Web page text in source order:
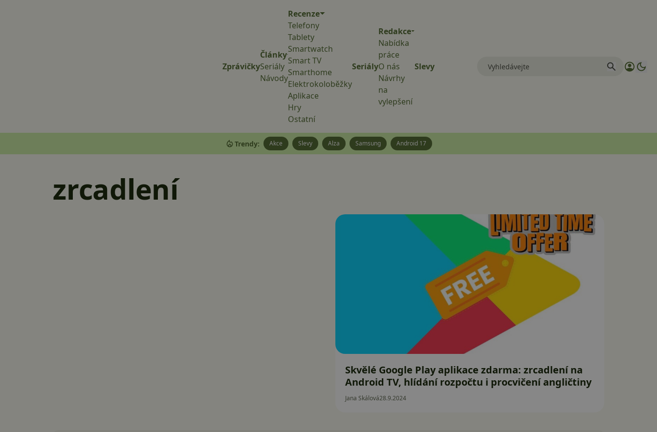
Zprávičky
Články
Seriály
Návody
Recenze
Telefony
Tablety
Smartwatch
Smart TV
Smarthome
Elektrokoloběžky
Aplikace
Hry
Ostatní
Seriály
Redakce
Nabídka
práce
O nás
Návrhy
na
vylepšení
Slevy
Trendy: Akce Slevy Alza Samsung Android 17
zrcadlení
Skvělé Google Play aplikace zdarma: zrcadlení na
Android TV, hlídání rozpočtu i procvičení angličtiny
Jana Skálová28.9.2024